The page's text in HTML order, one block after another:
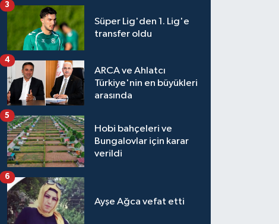
Süper Lig'den 1. Lig'e
transfer oldu
3
ARCA ve Ahlatcı
Türkiye'nin en büyükleri
arasında
4
Hobi bahçeleri ve
Bungalovlar için karar
verildi
5
Ayşe Ağca vefat etti
6